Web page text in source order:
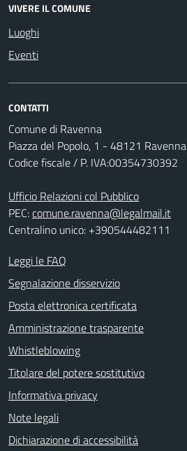
VIVERE IL COMUNE
Luoghi
Eventi
CONTATTI
Comune di Ravenna
Piazza del Popolo, 1 - 48121 Ravenna
Codice fiscale / P. IVA:00354730392
Ufficio Relazioni col Pubblico
PEC:comune.ravenna@legalmail.it
Centralino unico: +390544482111
Leggi le FAQ
Segnalazione disservizio
Posta elettronica certificata
Amministrazione trasparente
Whistleblowing
Titolare del potere sostitutivo
Informativa privacy
Note legali
Dichiarazione di accessibilità